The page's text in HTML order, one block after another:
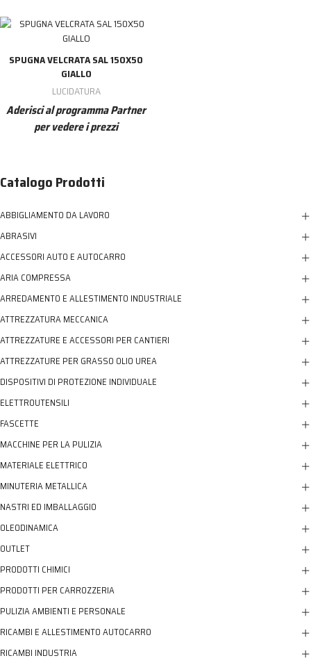
SPUGNA VELCRATA SAL 150X50
GIALLO
LUCIDATURA
Aderisci al programma Partner
per vedere i prezzi
Catalogo Prodotti
ABBIGLIAMENTO DA LAVORO
ABRASIVI
ACCESSORI AUTO E AUTOCARRO
ARIA COMPRESSA
ARREDAMENTO E ALLESTIMENTO INDUSTRIALE
ATTREZZATURA MECCANICA
ATTREZZATURE E ACCESSORI PER CANTIERI
ATTREZZATURE PER GRASSO OLIO UREA
DISPOSITIVI DI PROTEZIONE INDIVIDUALE
ELETTROUTENSILI
FASCETTE
MACCHINE PER LA PULIZIA
MATERIALE ELETTRICO
MINUTERIA METALLICA
NASTRI ED IMBALLAGGIO
OLEODINAMICA
OUTLET
PRODOTTI CHIMICI
PRODOTTI PER CARROZZERIA
PULIZIA AMBIENTI E PERSONALE
RICAMBI E ALLESTIMENTO AUTOCARRO
RICAMBI INDUSTRIA